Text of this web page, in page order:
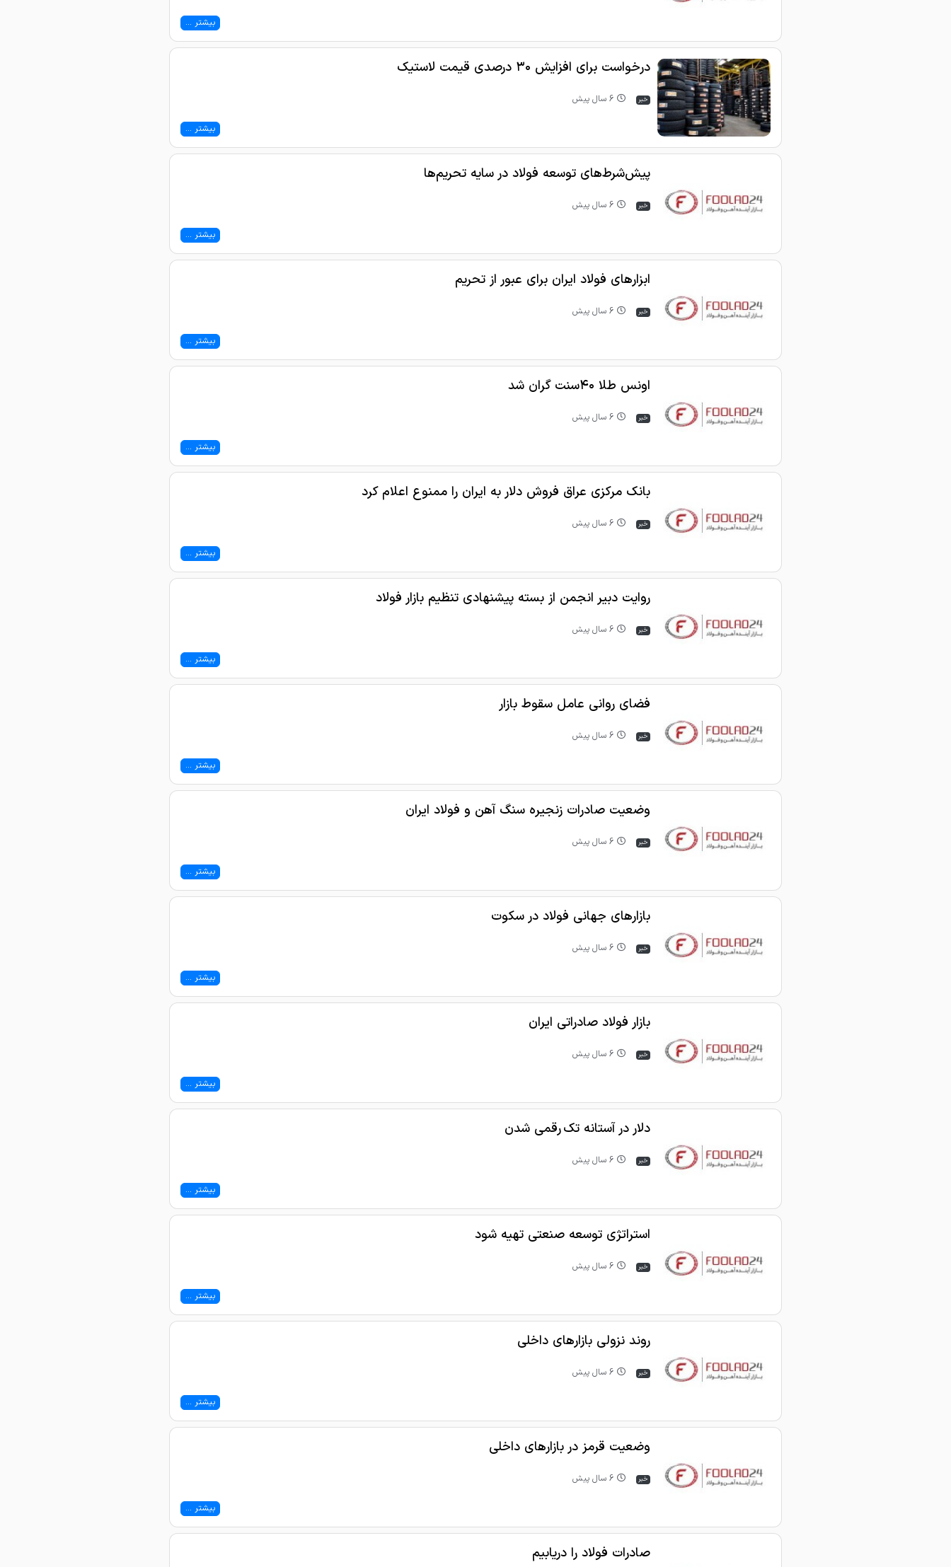
بیشتر ...
درخواست برای افزایش ۳۰ درصدی قیمت لاستیک
خبر 6 سال پیش
بیشتر ...
پیش‌شرط‌های توسعه فولاد در سایه تحریم‌ها
خبر 6 سال پیش
بیشتر ...
ابزارهای فولاد ایران برای عبور از تحریم
خبر 6 سال پیش
بیشتر ...
اونس طلا ۴۰سنت گران شد
خبر 6 سال پیش
بیشتر ...
بانک مرکزی عراق فروش دلار به ایران را ممنوع اعلام کرد
خبر 6 سال پیش
بیشتر ...
روایت دبیر انجمن از بسته پیشنهادی تنظیم بازار فولاد
خبر 6 سال پیش
بیشتر ...
فضای روانی عامل سقوط بازار
خبر 6 سال پیش
بیشتر ...
وضعیت صادرات زنجیره سنگ آهن و فولاد ایران
خبر 6 سال پیش
بیشتر ...
بازارهای جهانی فولاد در سکوت
خبر 6 سال پیش
بیشتر ...
بازار فولاد صادراتی ایران
خبر 6 سال پیش
بیشتر ...
دلار در آستانه تک رقمی شدن
خبر 6 سال پیش
بیشتر ...
استراتژی توسعه صنعتی تهیه شود
خبر 6 سال پیش
بیشتر ...
روند نزولی بازارهای داخلی
خبر 6 سال پیش
بیشتر ...
وضعیت قرمز در بازارهای داخلی
خبر 6 سال پیش
بیشتر ...
صادرات فولاد را دریابیم